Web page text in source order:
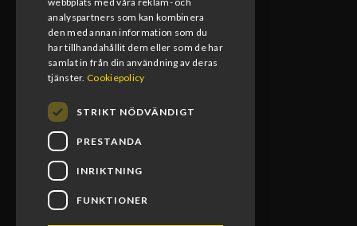
0492-15391
info@blomsmx.com
Tegelbruksgatan 8, 598 40 Vimmerby
analyspartners som kan kombinera
den med annan information som du
har tillhandahållit dem eller som de har
samlat in från din användning av deras
tjänster. Cookiepolicy
STRIKT NÖDVÄNDIGT
PRESTANDA
INRIKTNING
FUNKTIONER